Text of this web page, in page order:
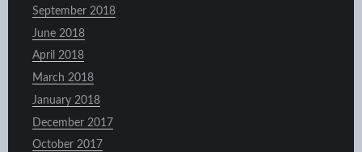
September 2018
June 2018
April 2018
March 2018
January 2018
December 2017
October 2017